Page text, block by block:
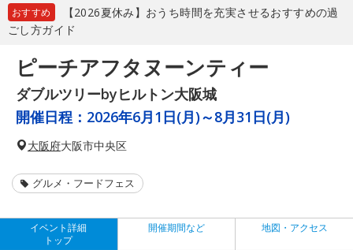
おすすめ
【2026夏休み】おうち時間を充実させるおすすめの過
ごし方ガイド
ピーチアフタヌーンティー
ダブルツリーbyヒルトン大阪城
開催日程： 2026年6月1日(月)～8月31日(月)
大阪府大阪市中央区
グルメ・フードフェス
イベント詳細
トップ
開催期間など 地図・アクセス